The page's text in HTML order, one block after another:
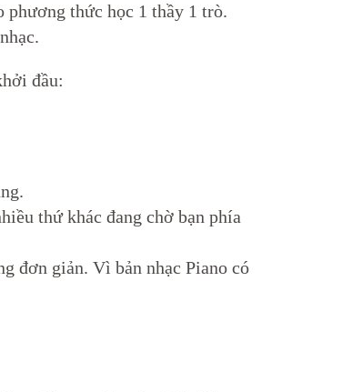
phương thức học 1 thầy 1 trò.
đầu:
thứ khác đang chờ bạn phía
đơn giản. Vì bản nhạc Piano có